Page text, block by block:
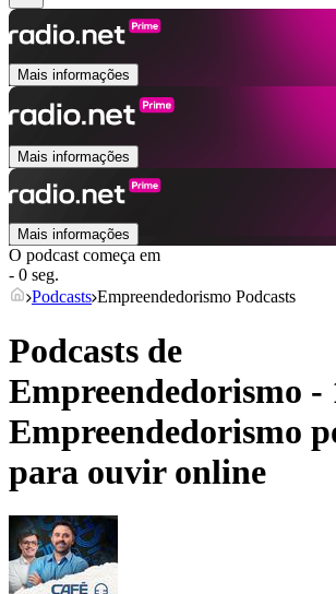
Mais informações
Mais informações
Mais informações
O podcast começa em
- 0 seg.
Podcasts Empreendedorismo Podcasts
Podcasts de
Empreendedorismo -
Empreendedorismo
para ouvir online